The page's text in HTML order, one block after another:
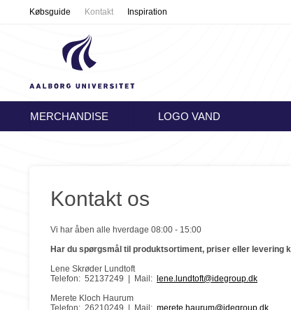
Købsguide Kontakt Inspiration
MERCHANDISE LOGO VAND
Kontakt os
Vi har åben alle hverdage 08:00 - 15:00
Har du spørgsmål til produktsortiment, priser eller levering
Lene Skrøder Lundtoft
Telefon: 52137249 | Mail:
lene.lundtoft@idegroup.dk
Merete Kloch Haurum
Telefon: 26210249 | Mail: merete.haurum@idegroup.dk